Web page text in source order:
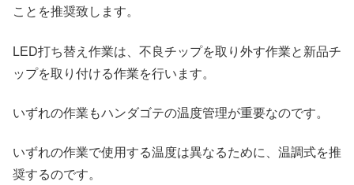
ことを推奨致します。
LED打ち替え作業は、不良チップを取り外す作業と新品チ
ップを取り付ける作業を行います。
いずれの作業もハンダゴテの温度管理が重要なのです。
いずれの作業で使用する温度は異なるために、温調式を推
奨するのです。